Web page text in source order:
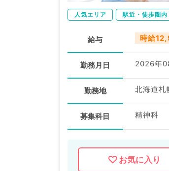
人気エリア 駅近・徒歩圏内
給与 時給
勤務月日 2026年
勤務地 北海道札
募集科目 精神科
お気に入り